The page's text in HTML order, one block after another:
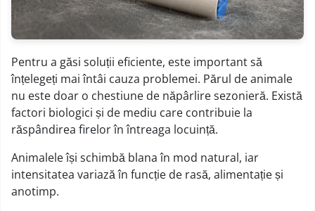
Pentru a găsi soluții eficiente, este important să
înțelegeți mai întâi cauza problemei. Părul de animale
nu este doar o chestiune de năpârlire sezonieră. Există
factori biologici și de mediu care contribuie la
răspândirea firelor în întreaga locuință.
Animalele își schimbă blana în mod natural, iar
intensitatea variază în funcție de rasă, alimentație și
anotimp.